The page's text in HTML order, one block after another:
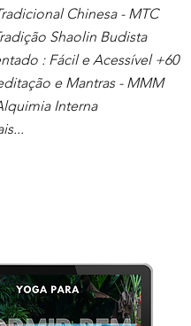
Chinesa - MTC
Shaolin Budista
: Fácil e Acessível +60
e Mantras - MMM
Interna